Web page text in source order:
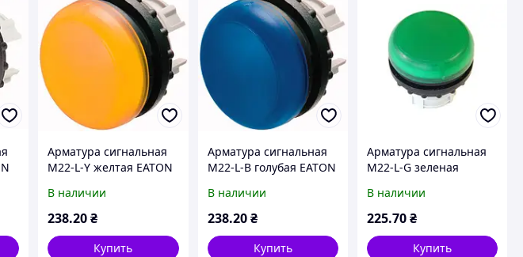
Арматура сигнальная
M22-L-Y желтая EATON
В наличии
238.20₴
Купить
Арматура сигнальная
M22-L-В голубая EATON
В наличии
238.20 ₴
Купить
Арматура сигнальная
М22-L-G зеленая
В наличии
225.70₴
Купить